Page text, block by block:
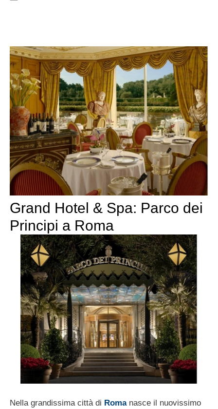
Grand Hotel & Spa: Parco dei
Principi a Roma
Nella grandissima città di Romanasce il nuovissimo